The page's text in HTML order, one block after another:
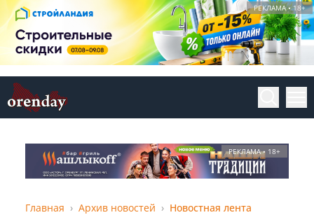
РЕКЛАМА • 18+
РЕКЛАМА • 18+
Главная Архив новостей Новостная лента